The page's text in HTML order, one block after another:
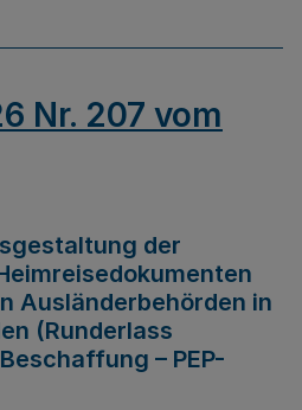
Nr. 207 vom
der
Ausländerbehörden in
(Runderlass
– PEP-